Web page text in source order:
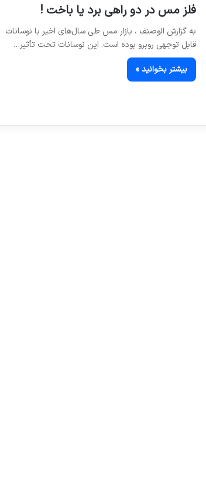
فلز مس در دو راهی برد یا باخت !
به گزارش الوصنف ، بازار مس طی سال‌های اخیر با نوسانات
قابل توجهی روبرو بوده است. این نوسانات تحت تأثیر…
بیشتر بخوانید »